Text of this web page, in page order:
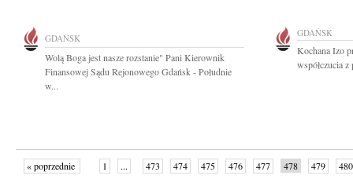
GDAŃSK
Wolą Boga jest nasze rozstanie" Pani Kierownik
Finansowej Sądu Rejonowego Gdańsk - Południe
w...
GDAŃSK
Kochana Izo
współczucia
« poprzednie 1 ... 473 474 475 476 477 478 479
480